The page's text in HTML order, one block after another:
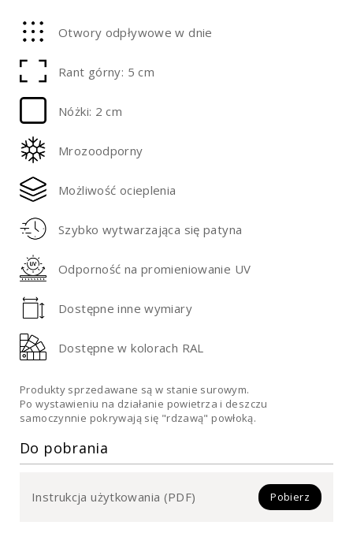
Otwory odpływowe w dnie
Rant górny: 5 cm
Nóżki: 2 cm
Mrozoodporny
Możliwość ocieplenia
Szybko wytwarzająca się patyna
Odporność na promieniowanie UV
Dostępne inne wymiary
Dostępne w kolorach RAL
Produkty sprzedawane są w stanie surowym.
Po wystawieniu na działanie powietrza i deszczu
samoczynnie pokrywają się "rdzawą" powłoką.
Do pobrania
Instrukcja użytkowania (PDF) Pobierz